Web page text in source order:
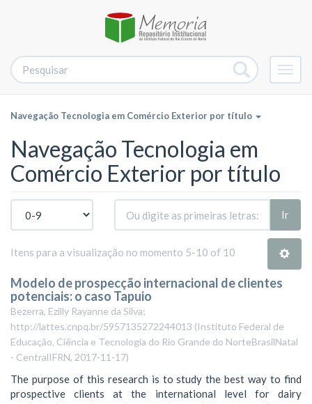
Navegação Tecnologia em Comércio Exterior por título
Navegação Tecnologia em
Comércio Exterior por título
Ir
Itens para a visualização no momento 5-10 of 10
Modelo de prospecção internacional de clientes
potenciais: o caso Tapuio
Bezerra, Ezilly Rayanne da Silva;
http://lattes.cnpq.br/5957135272244013 (Instituto Federal de
Educação, Ciência e Tecnologia do Rio Grande do NorteBrasilNatal
- CentralIFRN, 2017-11-17)
The purpose of this research is to study the best way to find
prospective clients at the international level for dairy